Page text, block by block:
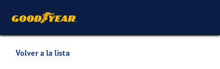
Volver a la lista